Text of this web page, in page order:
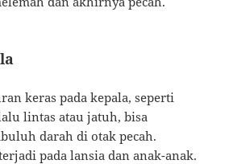
keras pada kepala, seperti
lintas atau jatuh, bisa
darah di otak pecah.
pada lansia dan anak-anak.